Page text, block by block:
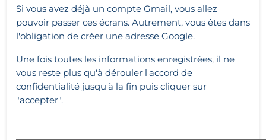
Si vous avez déjà un compte Gmail, vous allez
pouvoir passer ces écrans. Autrement, vous êtes dans
l'obligation de créer une adresse Google.
Une fois toutes les informations enregistrées, il ne
vous reste plus qu'à dérouler l'accord de
confidentialité jusqu'à la fin puis cliquer sur
"accepter".